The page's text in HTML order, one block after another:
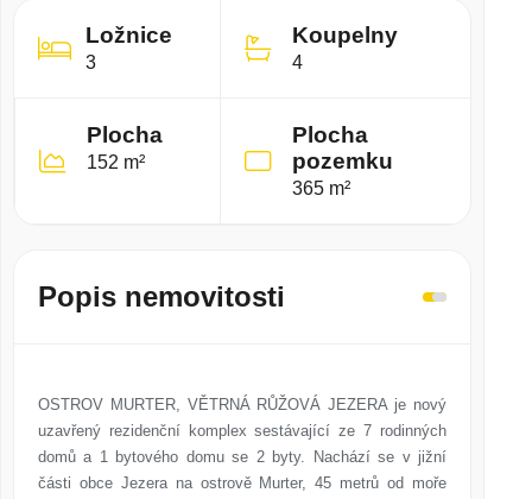
Ložnice
3
Koupelny
4
Plocha
152 m²
Plocha
pozemku
365 m²
Popis nemovitosti
OSTROV MURTER, VĚTRNÁ RŮŽOVÁ JEZERA je nový
uzavřený rezidenční komplex sestávající ze 7 rodinných
domů a 1 bytového domu se 2 byty. Nachází se v jižní
části obce Jezera na ostrově Murter, 45 metrů od moře